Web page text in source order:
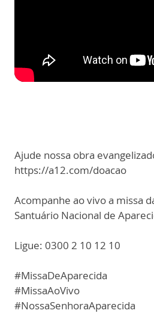
Ajude nossa obra
https://a12.com/doacao
Acompanhe ao vivo a missa
Santuário Nacional de
Ligue: 0300 2 10 12 10
#MissaDeAparecida
#MissaAoVivo
#NossaSenhoraAparecida